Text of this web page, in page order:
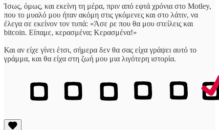
Ίσως, όμως, και εκείνη τη μέρα, πριν από εφτά χρόνια στο Motley,
που το μυαλό μου ήταν ακόμη στις γκόμενες και στο λάτιν, να
έλεγα σε εκείνον τον τυπά: «Άσε ρε που θα μου στείλεις και
bitcoin. Είπαμε, κερασμένα; Κερασμένα!»
Και αν είχε γίνει έτσι, σήμερα δεν θα σας είχα γράψει αυτό το
γράμμα, και θα είχα στη ζωή μου μια λιγότερη ιστορία.